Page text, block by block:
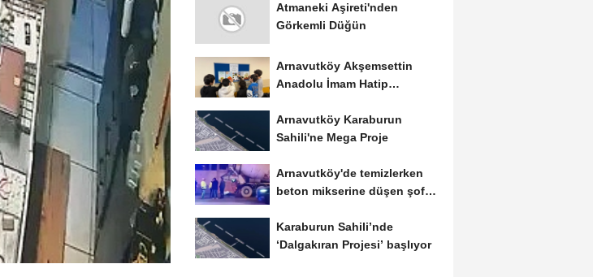
Atmaneki Aşireti'nden
Görkemli Düğün
Arnavutköy Akşemsettin
Anadolu İmam Hatip
Arnavutköy Karaburun
Sahili'ne Mega Proje
Arnavutköy'de temizlerken
beton mikserine düşen şoför
Karaburun Sahili’nde
‘Dalgakıran Projesi’ başlıyor